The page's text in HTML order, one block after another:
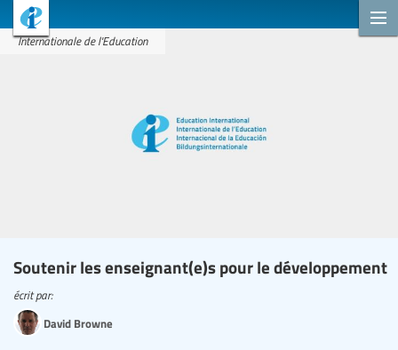
Internationale de l'Education
Soutenir les enseignant(e)s pour le développement
écrit par:
David Browne